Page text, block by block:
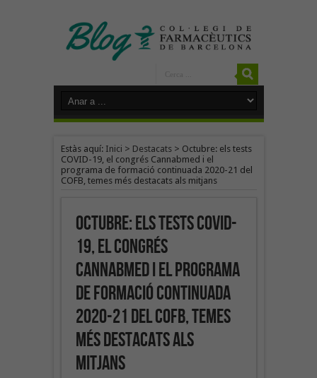
Estàs aquí: Inici > Destacats> Octubre: els tests
COVID-19, el congrés Cannabmed i el
programa de formació continuada 2020-21 del
COFB, temes més destacats als mitjans
Octubre: els tests COVID-
19, el congrés
Cannabmed i el programa
de formació continuada
2020-21 del COFB, temes
més destacats als
mitjans